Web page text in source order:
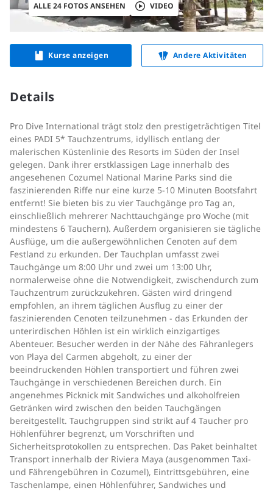
ALLE 24 FOTOS ANSEHEN VIDEO
Kurse anzeigen Andere Aktivitäten
Details
Pro Dive International trägt stolz den prestigeträchtigen Titel
eines PADI 5* Tauchzentrums, idyllisch entlang der
malerischen Küstenlinie des Resorts im Süden der Insel
gelegen. Dank ihrer erstklassigen Lage innerhalb des
angesehenen Cozumel National Marine Parks sind die
faszinierenden Riffe nur eine kurze 5-10 Minuten Bootsfahrt
entfernt! Sie bieten bis zu vier Tauchgänge pro Tag an,
einschließlich mehrerer Nachttauchgänge pro Woche (mit
mindestens 6 Tauchern). Außerdem organisieren sie tägliche
Ausflüge, um die außergewöhnlichen Cenoten auf dem
Festland zu erkunden. Der Tauchplan umfasst zwei
Tauchgänge um 8:00 Uhr und zwei um 13:00 Uhr,
normalerweise ohne die Notwendigkeit, zwischendurch zum
Tauchzentrum zurückzukehren. Gästen wird dringend
empfohlen, an ihrem täglichen Ausflug zu einer der
faszinierenden Cenoten teilzunehmen - das Erkunden der
unterirdischen Höhlen ist ein wirklich einzigartiges
Abenteuer. Besucher werden in der Nähe des Fähranlegers
von Playa del Carmen abgeholt, zu einer der
beeindruckenden Höhlen transportiert und führen zwei
Tauchgänge in verschiedenen Bereichen durch. Ein
angenehmes Picknick mit Sandwiches und alkoholfreien
Getränken wird zwischen den beiden Tauchgängen
bereitgestellt. Tauchgruppen sind strikt auf 4 Taucher pro
Höhlenführer begrenzt, um Vorschriften und
Sicherheitsprotokollen zu entsprechen. Das Paket beinhaltet
Transport innerhalb der Riviera Maya (ausgenommen Taxi-
und Fährengebühren in Cozumel), Eintrittsgebühren, eine
Taschenlampe, einen Höhlenführer, Sandwiches und